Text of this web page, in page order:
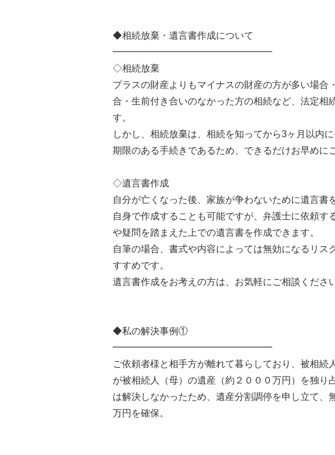
◆相続放棄・遺言書作成について
━━━━━━━━━━━━━━━━━
◇相続放棄
プラスの財産よりもマイナスの財産の方が多い場合
合・生前付き合いのなかった方の相続など、法定相
す。
しかし、相続放棄は、相続を知ってから3ヶ月以内
期限のある手続きであるため、できるだけお早めに
◇遺言書作成
自分が亡くなった後、家族が争わないために遺言書
自身で作成することも可能ですが、弁護士に依頼す
や疑問を踏まえた上での遺言書を作成できます。
自筆の場合、書式や内容によっては無効になるリス
すすめです。
遺言書作成をお考えの方は、お気軽にご相談ください
◆私の解決事例①
━━━━━━━━━━━━━━━━━
ご依頼者様と相手方が離れて暮らしており、被相続
が被相続人（母）の遺産（約２０００万円）を独り
は解決しなかったため、遺産分割調停を申し立て、
万円を確保。